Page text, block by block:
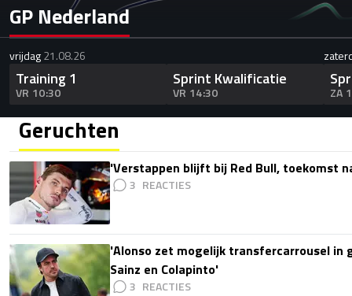
GP Nederland
vrijdag21.08.26
Training 1
VR 10:30
Sprint Kwalificatie
VR 14:30 ZA
Geruchten
'Verstappen blijft bij Red Bull, toekomst
3
'Alonso zet mogelijk transfercarrousel in
Sainz en Colapinto'
3